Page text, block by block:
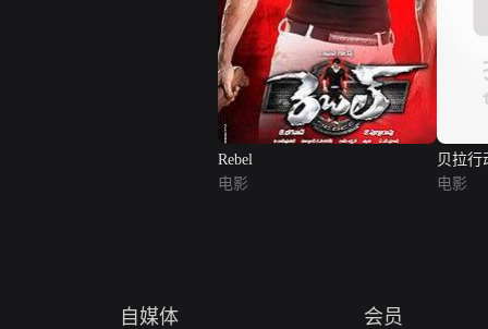
Rebel
电影
贝拉行
电影
自媒体 会员